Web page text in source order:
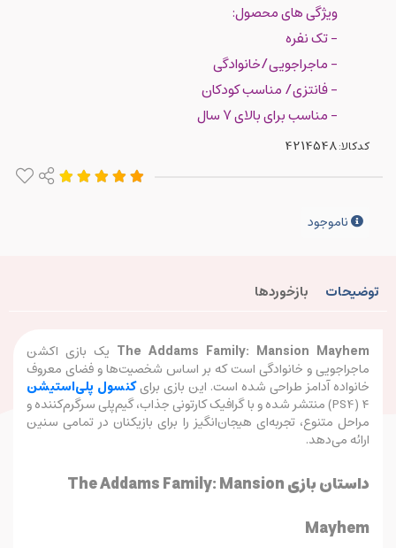
ویژگی های محصول:
- تک نفره
- ماجراجویی/خانوادگی
- فانتزی/ مناسب کودکان
- مناسب برای بالای 7 سال
کدکالا:
ناموجود
توضیحات بازخوردها
The Addams Family: Mansion Mayhem یک بازی اکشن
ماجراجویی و خانوادگی است که بر اساس شخصیت‌ها و فضای معروف
خانواده آدامز طراحی شده است. این بازی برایکنسول پلی‌استیشن
۴ (PS4) منتشر شده و با گرافیک کارتونی جذاب، گیم‌پلی سرگرم‌کننده و
مراحل متنوع، تجربه‌ای هیجان‌انگیز را برای بازیکنان در تمامی سنین
ارائه می‌دهد.
داستان بازی The Addams Family: Mansion
Mayhem